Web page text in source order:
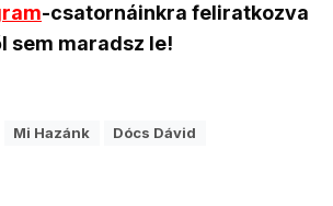
-csatornáinkra feliratkozva
sem maradsz le!
Mi Hazánk Dócs Dávid